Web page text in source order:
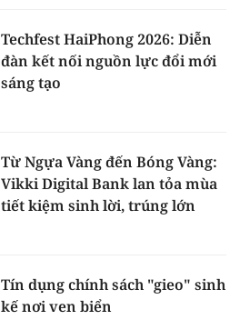
Techfest HaiPhong 2026: Diễn
đàn kết nối nguồn lực đổi mới
sáng tạo
Từ Ngựa Vàng đến Bóng Vàng:
Vikki Digital Bank lan tỏa mùa
tiết kiệm sinh lời, trúng lớn
Tín dụng chính sách "gieo" sinh
kế nơi ven biển